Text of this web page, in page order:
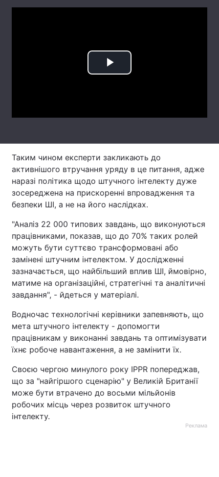
Тема оформлення
Play
Таким чином експерти закликають до
активнішого втручання уряду в це питання, адже
наразі політика щодо штучного інтелекту дуже
зосереджена на прискоренні впровадження та
безпеки ШІ, а не на його наслідках.
"Аналіз 22 000 типових завдань, що виконуються
працівниками, показав, що до 70% таких ролей
можуть бути суттєво трансформовані або
замінені штучним інтелектом. У дослідженні
зазначається, що найбільший вплив ШІ, ймовірно,
матиме на організаційні, стратегічні та аналітичні
завдання", - йдеться у матеріалі.
Водночас технологічні керівники запевняють, що
мета штучного інтелекту - допомогти
працівникам у виконанні завдань та оптимізувати
їхнє робоче навантаження, а не замінити їх.
Своєю чергою минулого року IPPR попереджав,
що за "найгіршого сценарію" у Великій Британії
може бути втрачено до восьми мільйонів
робочих місць через розвиток штучного
інтелекту.
Реклама